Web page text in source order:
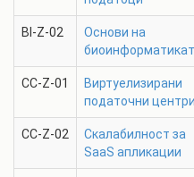
BI-Z-02
Основи на
CC-Z-01
Виртуелизирани
податочни центри
CC-Z-02
Скалабилност за
SaaS апликации